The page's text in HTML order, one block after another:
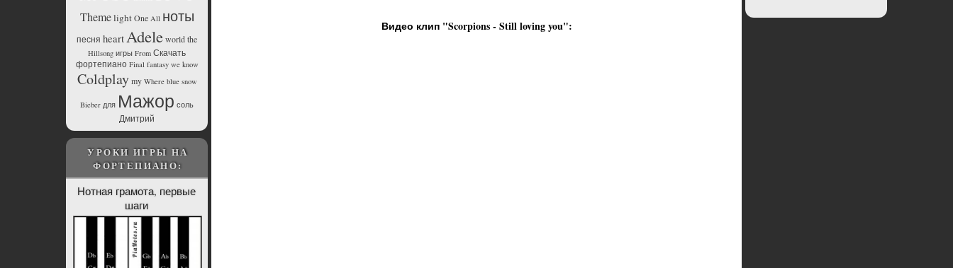
Themelight One All ноты
песня heartAdeleworldthe
Hillsong игры From Скачать
фортепиано Final fantasy we know
Coldplay my Where blue snow
Bieber для Мажор соль
Дмитрий
УРОКИ ИГРЫ НА
ФОРТЕПИАНО:
Нотная грамота, первые
шаги
Видео клип "Scorpions - Still loving you":